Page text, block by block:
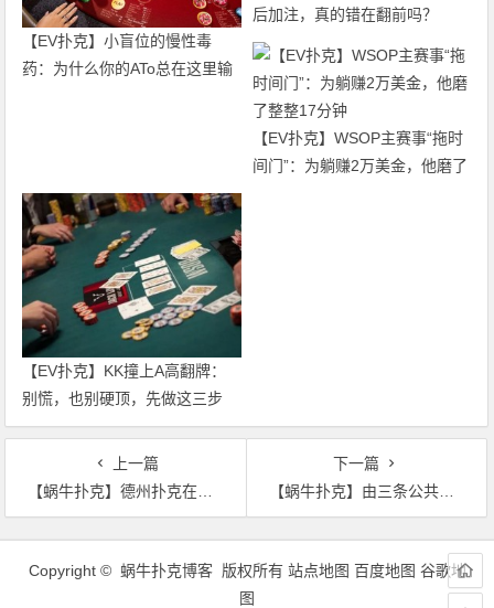
【EV扑克】小盲位的慢性毒
药：为什么你的ATo总在这里输
后加注，真的错在翻前吗？
Solver给出了一个“反人类”的答
【EV扑克】WSOP主赛事“拖时
间门”：为躺赚2万美金，他磨了
【EV扑克】KK撞上A高翻牌：
别慌，也别硬顶，先做这三步
上一篇
【蜗牛扑克】德州扑克在湿润公共牌面游戏暗三条
下一篇
【蜗牛扑克】由三条公共牌和口袋对子组成的葫芦
文
Copyright © 蜗牛扑克博客 版权所有 站点地图 百度地图 谷歌地
图